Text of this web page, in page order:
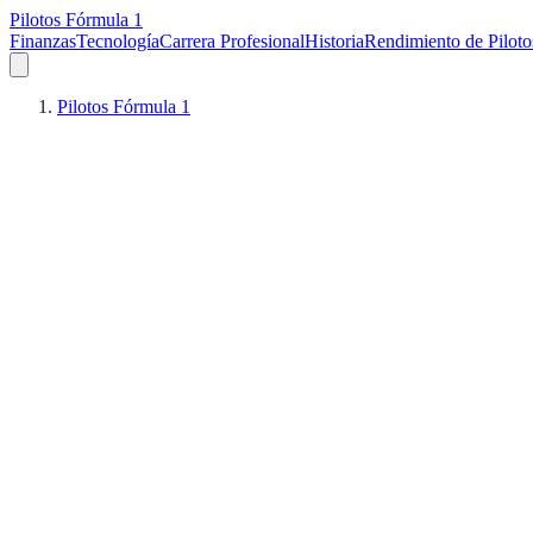
Pilotos Fórmula 1
FinanzasTecnologíaCarrera ProfesionalHistoriaRendimiento de
Pilotos Fórmula 1